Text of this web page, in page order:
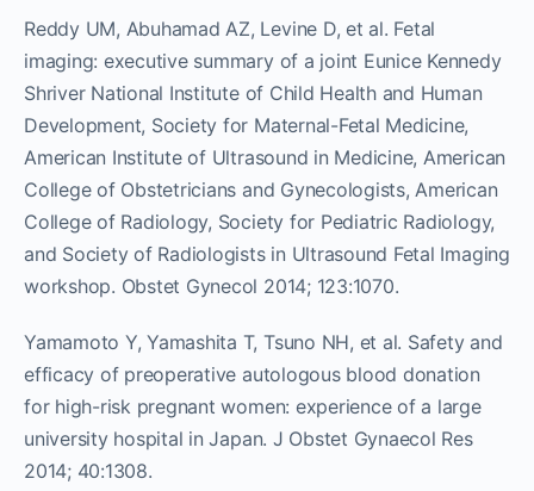
Reddy UM, Abuhamad AZ, Levine D, et al. Fetal
imaging: executive summary of a joint Eunice Kennedy
Shriver National Institute of Child Health and Human
Development, Society for Maternal-Fetal Medicine,
American Institute of Ultrasound in Medicine, American
College of Obstetricians and Gynecologists, American
College of Radiology, Society for Pediatric Radiology,
and Society of Radiologists in Ultrasound Fetal Imaging
workshop. Obstet Gynecol 2014; 123:1070.
Yamamoto Y, Yamashita T, Tsuno NH, et al. Safety and
efficacy of preoperative autologous blood donation
for high-risk pregnant women: experience of a large
university hospital in Japan. J Obstet Gynaecol Res
2014; 40:1308.